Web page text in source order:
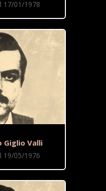
17/01/1978
Giglio Valli
19/05/1976